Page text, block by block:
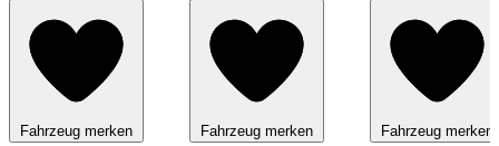
Fahrzeug merken Fahrzeug merken Fahrzeug merken